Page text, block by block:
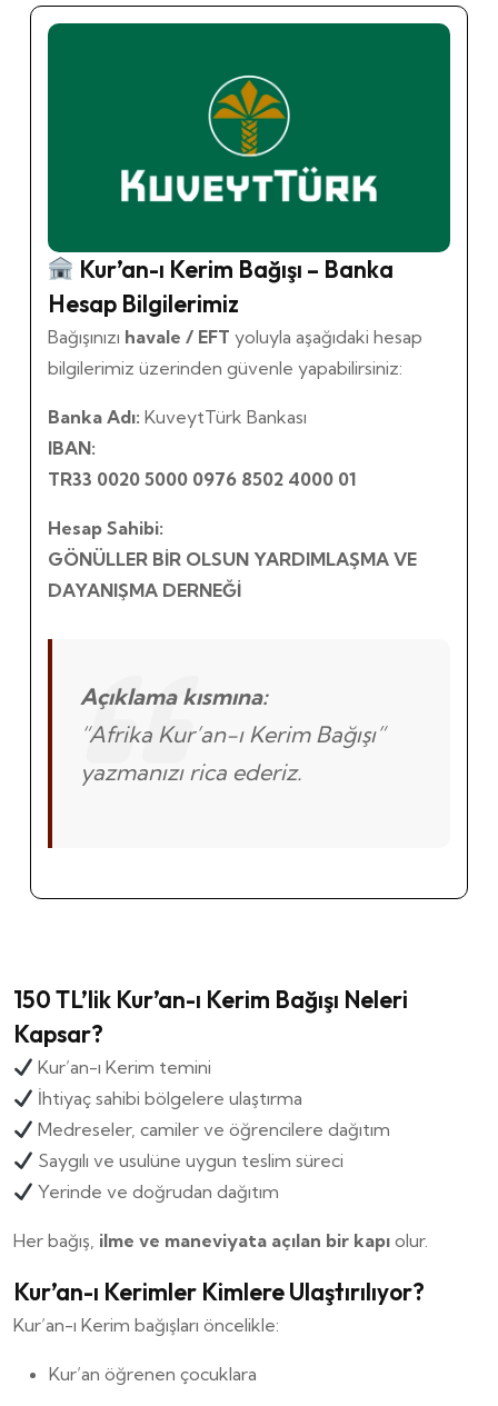
Kur’an-ı Kerim Bağışı – Banka
Hesap Bilgilerimiz
Bağışınızı havale / EFT yoluyla aşağıdaki hesap
bilgilerimiz üzerinden güvenle yapabilirsiniz:
Banka Adı: KuveytTürk Bankası
IBAN:
TR33 0020 5000 0976 8502 4000 01
Hesap Sahibi:
GÖNÜLLER BİR OLSUN YARDIMLAŞMA VE
DAYANIŞMA DERNEĞİ
Açıklama kısmına:
“Afrika Kur’an-ı Kerim Bağışı”
yazmanızı rica ederiz.
150 TL’lik Kur’an-ı Kerim Bağışı Neleri
Kapsar?
Kur’an-ı Kerim temini
İhtiyaç sahibi bölgelere ulaştırma
Medreseler, camiler ve öğrencilere dağıtım
Saygılı ve usulüne uygun teslim süreci
Yerinde ve doğrudan dağıtım
Her bağış, ilme ve maneviyata açılan bir kapı olur.
Kur’an-ı Kerimler Kimlere Ulaştırılıyor?
Kur’an-ı Kerim bağışları öncelikle:
Kur’an öğrenen çocuklara